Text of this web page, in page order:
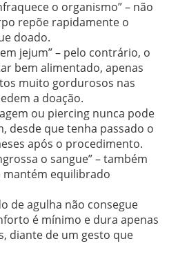
o organismo” – não
repõe rapidamente o
doado.
jejum” – pelo contrário, o
bem alimentado, apenas
muito gordurosos nas
a doação.
ou piercing nunca pode
desde que tenha passado o
após o procedimento.
o sangue” – também
mantém equilibrado
de agulha não consegue
é mínimo e dura apenas
diante de um gesto que